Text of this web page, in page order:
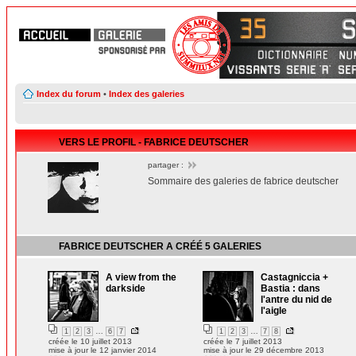
Index du forum • Index des galeries
VERS LE PROFIL - FABRICE DEUTSCHER
partager :
Sommaire des galeries de fabrice deutscher
FABRICE DEUTSCHER A CRÉÉ 5 GALERIES
A view from the
darkside
1 2 3 6 7
créée le 10 juillet 2013
mise à jour le 12 janvier 2014
Castagniccia +
Bastia : dans
l'antre du nid de
l'aigle
1 2 3 7 8
créée le 7 juillet 2013
mise à jour le 29 décembre 2013